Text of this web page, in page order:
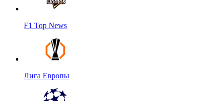
F1 Top News
Лига Европы